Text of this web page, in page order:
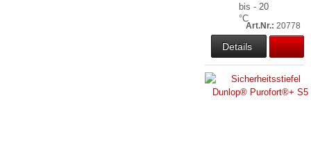
bis - 20
°C
Art.Nr.: 20778
Details